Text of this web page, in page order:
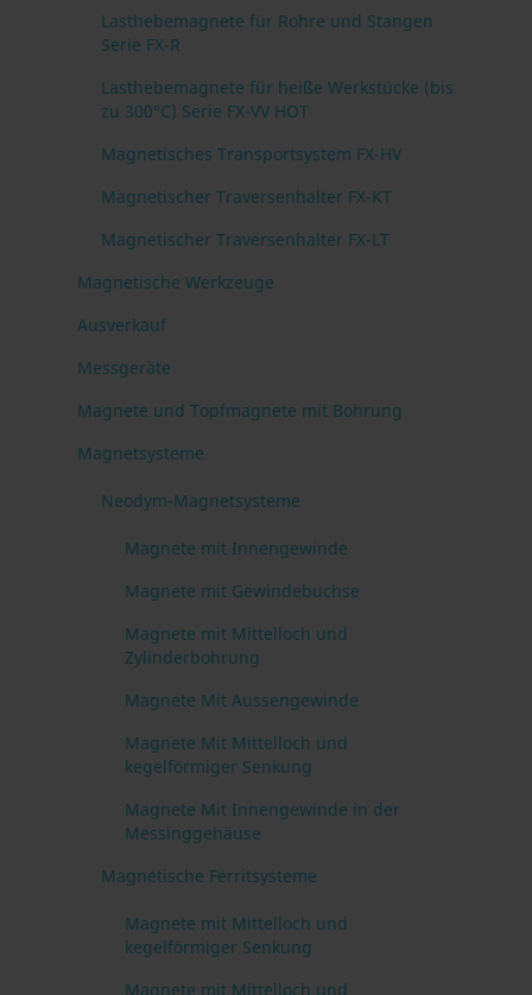
Lasthebemagnete für Rohre und Stangen
Serie FX-R
Lasthebemagnete für heiße Werkstücke (bis
zu 300°C) Serie FX-VV HOT
Magnetisches Transportsystem FX-HV
Magnetischer Traversenhalter FX-KT
Magnetischer Traversenhalter FX-LT
Magnetische Werkzeuge
Ausverkauf
Messgeräte
Magnete und Topfmagnete mit Bohrung
Magnetsysteme
Neodym-Magnetsysteme
Magnete mit Innengewinde
Magnete mit Gewindebuchse
Magnete mit Mittelloch und
Zylinderbohrung
Magnete Mit Aussengewinde
Magnete Mit Mittelloch und
kegelförmiger Senkung
Magnete Mit Innengewinde in der
Messinggehäuse
Magnetische Ferritsysteme
Magnete mit Mittelloch und
kegelförmiger Senkung
Magnete mit Mittelloch und